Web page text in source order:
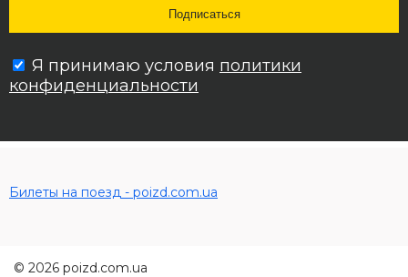
Я принимаю условия политики
конфиденциальности
Билеты на поезд - poizd.com.ua
© 2026 poizd.com.ua